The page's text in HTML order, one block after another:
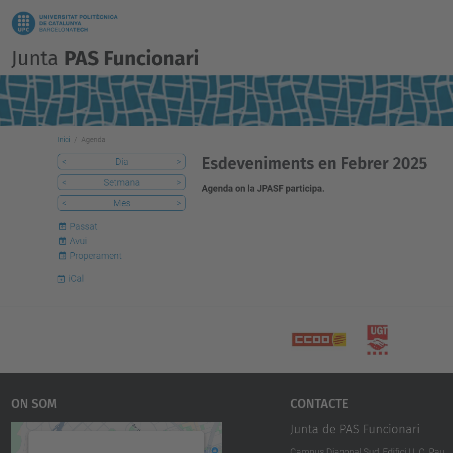
Junta PAS Funcionari
Inici Agenda
Esdeveniments en Febrer 2025
Agenda on la JPASF participa.
< Dia
>
<
Setmana
>
<
Mes >
Passat
8
Avui
Properament
iCal
On Som Contacte
Junta de PAS Funcionari